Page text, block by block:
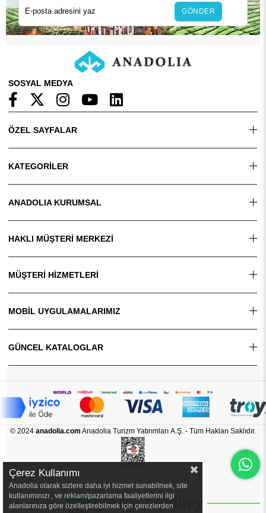
GÖNDER
SOSYAL MEDYA
ÖZEL SAYFALAR
KATEGORİLER
ANADOLIA KURUMSAL
HAKLI MÜŞTERİ MERKEZİ
MÜŞTERİ HİZMETLERİ
MOBİL UYGULAMALARIMIZ
GÜNCEL KATALOGLAR
© 2024 anadolia.com Anadolia Turizm Yatırımları A.Ş. - Tüm Hakları Saklıdır.
Çerez Kullanımı
Anadolia olarak sizlere daha iyi hizmet sunabilmek, site
kullanımınızı , ve reklam/pazarlama faaliyetlerini ilgi
alanlarınıza göre özelleştirebilmek için çerezlerden